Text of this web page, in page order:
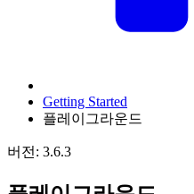
Getting Started
플레이그라운드
버전: 3.6.3